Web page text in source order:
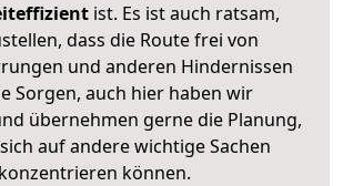
ist. Es ist auch ratsam,
dass die Route frei von
und anderen Hindernissen
Sorgen, auch hier haben wir
übernehmen gerne die Planung,
auf andere wichtige Sachen
konzentrieren können.